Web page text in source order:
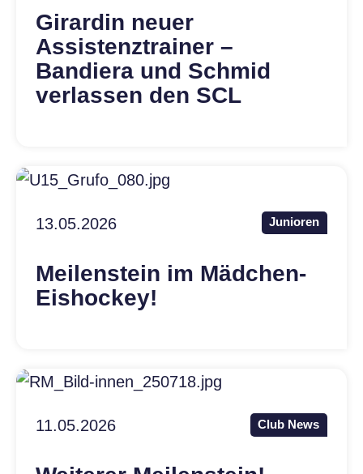
Girardin neuer
Assistenztrainer –
Bandiera und Schmid
verlassen den SCL
13.05.2026 Junioren
Meilenstein im Mädchen-
Eishockey!
11.05.2026 Club News